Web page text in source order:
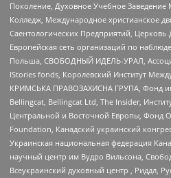
Поколение, Духовное Учебное
Колледж, Международное христианское
Саентологических Предприятий, Церковь
Европейская сеть организаций по
Польша, СВОБОДНЫЙ ИДЕЛЬ-УРАЛ,
IStories fonds, Королевский Институт
КРИМСЬКА ПРАВОЗАХИСНА ГРУПА, Фонд
Bellingcat, Bellingcat Ltd, The Insider,
Центральной и Восточной Европы, Фонд
Foundation, Канадский украинский
Украинская национальная федерация
научный центр им Вудро Вильсона,
Всеукраинский духовный центр , Риддл,